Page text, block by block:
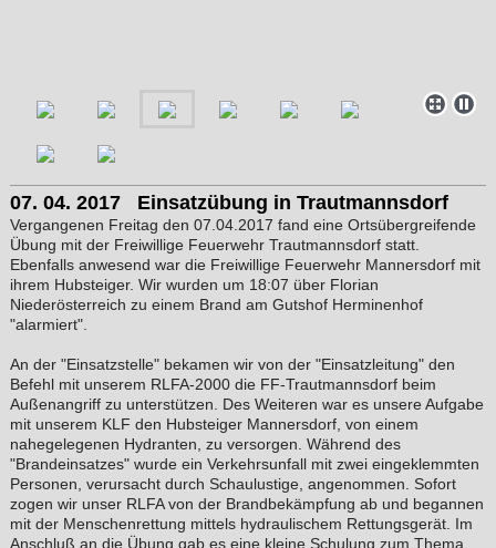
07. 04. 2017 Einsatzübung in Trautmannsdorf
Vergangenen Freitag den 07.04.2017 fand eine Ortsübergreifende
Übung mit der Freiwillige Feuerwehr Trautmannsdorf statt.
Ebenfalls anwesend war die Freiwillige Feuerwehr Mannersdorf mit
ihrem Hubsteiger. Wir wurden um 18:07 über Florian
Niederösterreich zu einem Brand am Gutshof Herminenhof
"alarmiert".
An der "Einsatzstelle" bekamen wir von der "Einsatzleitung" den
Befehl mit unserem RLFA-2000 die FF-Trautmannsdorf beim
Außenangriff zu unterstützen. Des Weiteren war es unsere Aufgabe
mit unserem KLF den Hubsteiger Mannersdorf, von einem
nahegelegenen Hydranten, zu versorgen. Während des
"Brandeinsatzes" wurde ein Verkehrsunfall mit zwei eingeklemmten
Personen, verursacht durch Schaulustige, angenommen. Sofort
zogen wir unser RLFA von der Brandbekämpfung ab und begannen
mit der Menschenrettung mittels hydraulischem Rettungsgerät. Im
Anschluß an die Übung gab es eine kleine Schulung zum Thema